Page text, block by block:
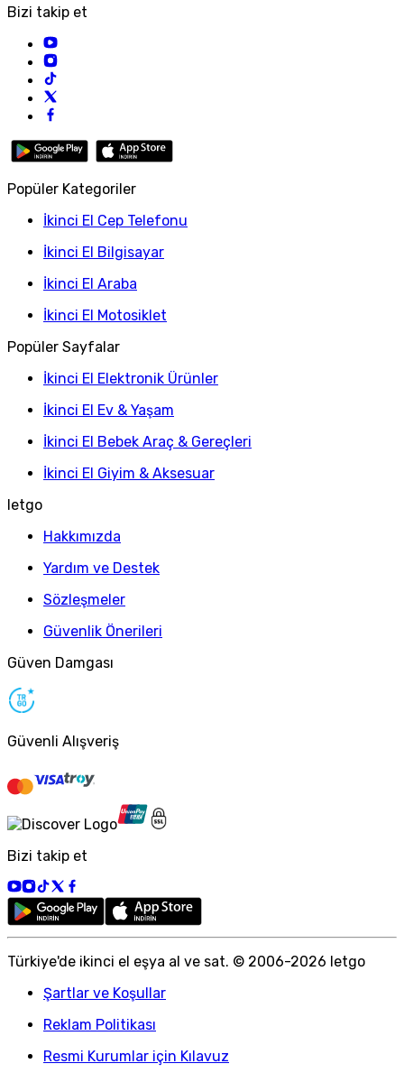
Bizi takip et
Popüler Kategoriler
İkinci El Cep Telefonu
İkinci El Bilgisayar
İkinci El Araba
İkinci El Motosiklet
Popüler Sayfalar
İkinci El Elektronik Ürünler
İkinci El Ev & Yaşam
İkinci El Bebek Araç & Gereçleri
İkinci El Giyim & Aksesuar
letgo
Hakkımızda
Yardım ve Destek
Sözleşmeler
Güvenlik Önerileri
Güven Damgası
Güvenli Alışveriş
Bizi takip et
Türkiye'de ikinci el eşya al ve sat. © 2006-2026 letgo
Şartlar ve Koşullar
Reklam Politikası
Resmi Kurumlar için Kılavuz